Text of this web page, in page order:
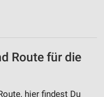
Route für die
hier findest Du